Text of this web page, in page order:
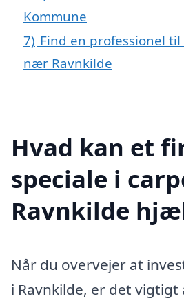
Kommune
7) Find en professionel
nær Ravnkilde
Hvad kan et
speciale i
Ravnkilde
Når du overvejer at
i Ravnkilde, er det